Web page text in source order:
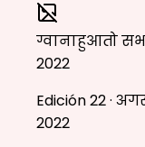
ग्वानाहुआतो
2022
Edición 22 ·
2022